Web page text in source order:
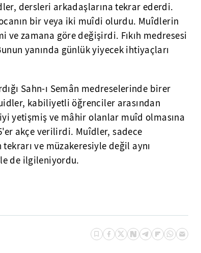
dersleri arkadaşlarına tekrar ederdi.
bir veya iki muîdi olurdu. Muîdlerin
ve zamana göre değişirdi. Fıkıh medresesi
yanında günlük yiyecek ihtiyaçları
Sahn-ı Semân medreselerinde birer
kabiliyetli öğrenciler arasından
yetişmiş ve mâhir olanlar muîd olmasına
akçe verilirdi. Muîdler, sadece
ve müzakeresiyle değil aynı
de ilgileniyordu.